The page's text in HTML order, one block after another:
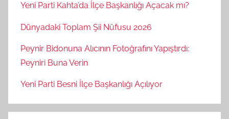
Yeni Parti Kahta’da İlçe Başkanlığı Açacak mı?
Dünyadaki Toplam Şii Nüfusu 2026
Peynir Bidonuna Alıcının Fotoğrafını Yapıştırdı:
Peyniri Buna Verin
Yeni Parti Besni İlçe Başkanlığı Açılıyor